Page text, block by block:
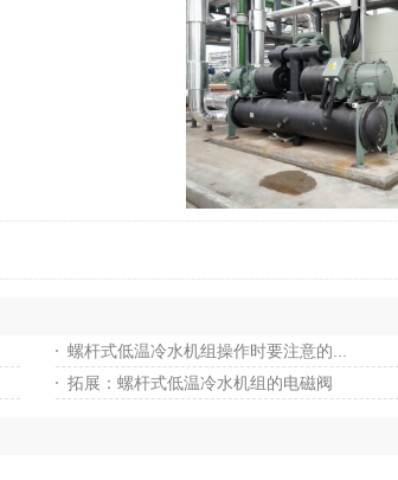
螺杆式低温冷水机组操作时要注意的...
拓展：螺杆式低温冷水机组的电磁阀